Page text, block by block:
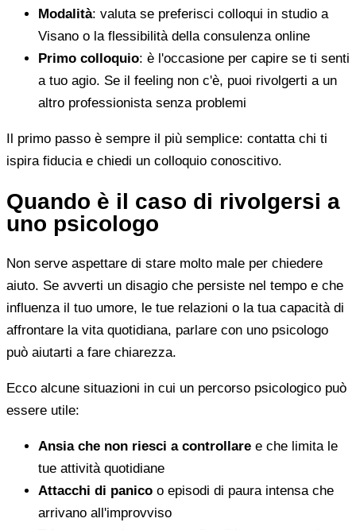
Modalità: valuta se preferisci colloqui in studio a
Visano o la flessibilità della consulenza online
Primo colloquio: è l'occasione per capire se ti senti
a tuo agio. Se il feeling non c'è, puoi rivolgerti a un
altro professionista senza problemi
Il primo passo è sempre il più semplice: contatta chi ti
ispira fiducia e chiedi un colloquio conoscitivo.
Quando è il caso di rivolgersi a
uno psicologo
Non serve aspettare di stare molto male per chiedere
aiuto. Se avverti un disagio che persiste nel tempo e che
influenza il tuo umore, le tue relazioni o la tua capacità di
affrontare la vita quotidiana, parlare con uno psicologo
può aiutarti a fare chiarezza.
Ecco alcune situazioni in cui un percorso psicologico può
essere utile:
Ansia che non riesci a controllare e che limita le
tue attività quotidiane
Attacchi di panico o episodi di paura intensa che
arrivano all'improvviso